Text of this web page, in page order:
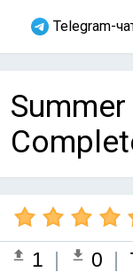
Telegram-
1 | 0 |